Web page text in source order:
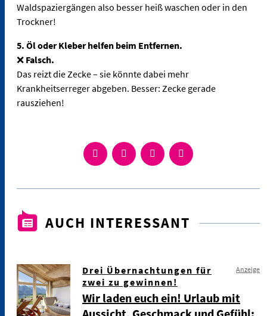
Waldspaziergängen also besser heiß waschen oder in den
Trockner!
5. Öl oder Kleber helfen beim Entfernen.
❌ Falsch.
Das reizt die Zecke – sie könnte dabei mehr
Krankheitserreger abgeben. Besser: Zecke gerade
rausziehen!
AUCH INTERESSANT
Drei Übernachtungen für
zwei zu gewinnen!
Anzeige
Wir laden euch ein! Urlaub mit